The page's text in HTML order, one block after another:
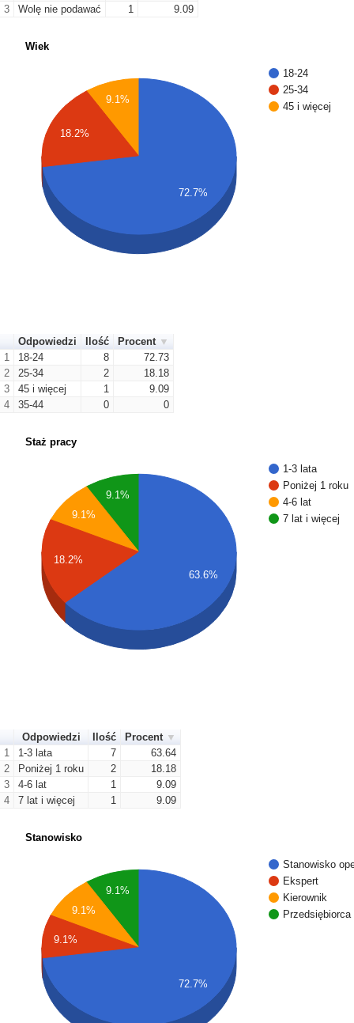
3
Wolę nie podawać 1 9.09
Wiek
18-24
25-34
45 i więcej
9.1%
18.2%
72.7%
Odpowiedzi Ilość
Procent
1
18-24 8
72.73
2
25-34 2
18.18
3
45 i więcej 1
9.09
4
35-44 0 0
Staż pracy
1-3 lata
Poniżej 1 roku
4-6 lat
7 lat i więcej
9.1%
9.1%
18.2%
63.6%
Odpowiedzi Ilość
Procent
1
1-3 lata 7
63.64
2
Poniżej 1 roku 2
18.18
3
4-6 lat 1
9.09
4
7 lat i więcej 1 9.09
Stanowisko
Stanowisko
Ekspert
Kierownik
Przedsiębiorca
9.1%
9.1%
9.1%
72.7%